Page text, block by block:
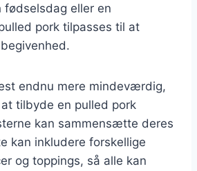
eller en
pork tilpasses til at
endnu mere mindeværdig,
tilbyde en pulled pork
kan sammensætte deres
kan inkludere forskellige
og toppings, så alle kan